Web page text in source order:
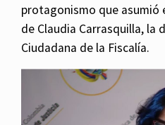
protagonismo que asumió
de Claudia Carrasquilla, la
Ciudadana de la Fiscalía.